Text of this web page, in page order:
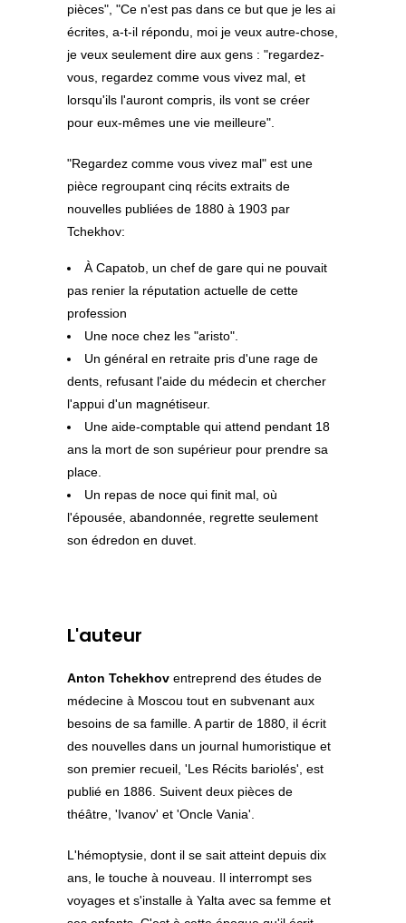
pièces", "Ce n'est pas dans ce but que je les ai
écrites, a-t-il répondu, moi je veux autre-chose,
je veux seulement dire aux gens : "regardez-
vous, regardez comme vous vivez mal, et
lorsqu'ils l'auront compris, ils vont se créer
pour eux-mêmes une vie meilleure".
"Regardez comme vous vivez mal" est une
pièce regroupant cinq récits extraits de
nouvelles publiées de 1880 à 1903 par
Tchekhov:
À Capatob, un chef de gare qui ne pouvait
pas renier la réputation actuelle de cette
profession
Une noce chez les "aristo".
Un général en retraite pris d'une rage de
dents, refusant l'aide du médecin et chercher
l'appui d'un magnétiseur.
Une aide-comptable qui attend pendant 18
ans la mort de son supérieur pour prendre sa
place.
Un repas de noce qui finit mal, où
l'épousée, abandonnée, regrette seulement
son édredon en duvet.
L'auteur
Anton Tchekhov entreprend des études de
médecine à Moscou tout en subvenant aux
besoins de sa famille. A partir de 1880, il écrit
des nouvelles dans un journal humoristique et
son premier recueil, 'Les Récits bariolés', est
publié en 1886. Suivent deux pièces de
théâtre, 'Ivanov' et 'Oncle Vania'.
L'hémoptysie, dont il se sait atteint depuis dix
ans, le touche à nouveau. Il interrompt ses
voyages et s'installe à Yalta avec sa femme et